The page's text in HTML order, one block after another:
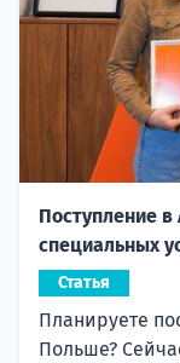
Поступление
специальных
Статья
Планируете
Польше?